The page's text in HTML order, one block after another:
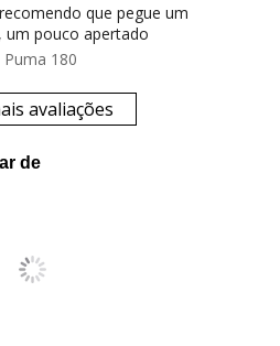
que pegue um
um pouco apertado
180
avaliações
de